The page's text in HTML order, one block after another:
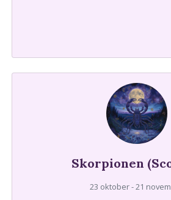
Skorpionen
23 oktober - 21